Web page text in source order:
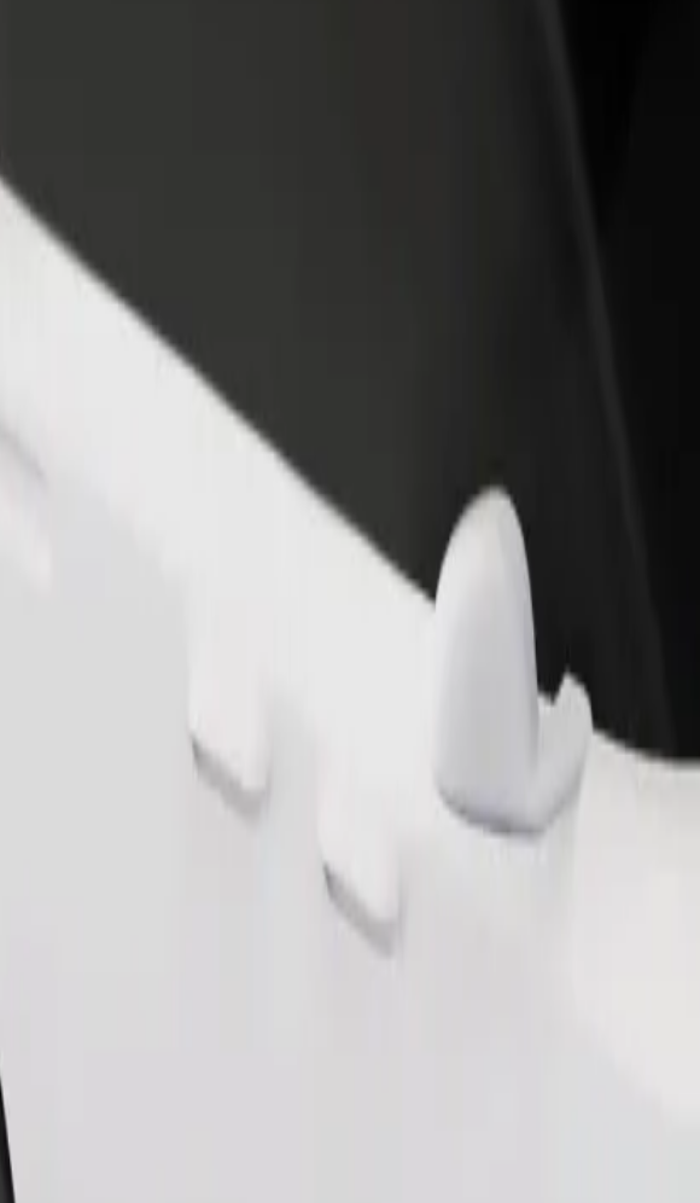
repartidor
y cobrá todas las
Station) a Terminal D
(Coach Station) a Terminal D? Explorá nuestros servicios y encontrá la opción perfecta
a personas mayores y personas con discapacidad. Si tienes alguna solicitud especial,